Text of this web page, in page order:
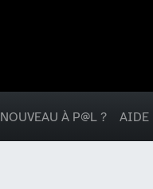
NOUVEAU À P@L ? AIDE